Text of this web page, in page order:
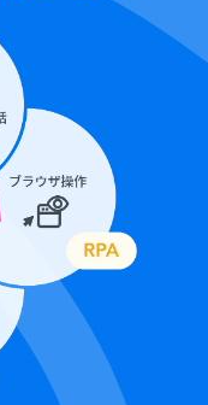
なりますので、ご注意